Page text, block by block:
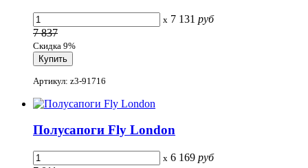
x 7 131 руб
7 837
Скидка 9%
Артикул: z3-91716
Полусапоги Fly London
x 6 169 руб